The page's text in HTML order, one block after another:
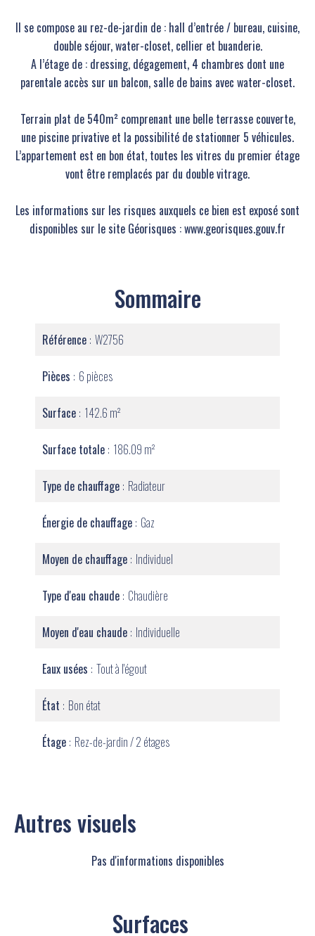
Il se compose au rez-de-jardin de : hall d’entrée / bureau, cuisine,
double séjour, water-closet, cellier et buanderie.
A l’étage de : dressing, dégagement, 4 chambres dont une
parentale accès sur un balcon, salle de bains avec water-closet.
Terrain plat de 540m² comprenant une belle terrasse couverte,
une piscine privative et la possibilité de stationner 5 véhicules.
L’appartement est en bon état, toutes les vitres du premier étage
vont être remplacés par du double vitrage.
Les informations sur les risques auxquels ce bien est exposé sont
disponibles sur le site Géorisques : www.georisques.gouv.fr
Sommaire
Référence W2756
Pièces 6 pièces
Surface 142.6 m²
Surface totale 186.09 m²
Type de chauffage Radiateur
Énergie de chauffage Gaz
Moyen de chauffage Individuel
Type d'eau chaude Chaudière
Moyen d'eau chaude Individuelle
Eaux usées Tout à l'égout
État Bon état
Étage Rez-de-jardin / 2 étages
Autres visuels
Pas d'informations disponibles
Surfaces